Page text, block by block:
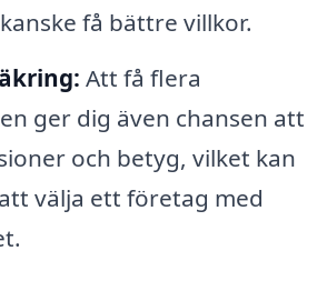
få bättre villkor.
Att få flera
ger dig även chansen att
och betyg, vilket kan
välja ett företag med